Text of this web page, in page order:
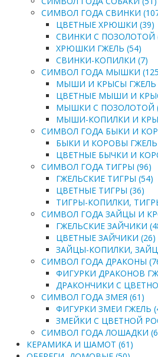
СИМВОЛ ГОДА СВИНКИ
ЦВЕТНЫЕ ХРЮШКИ (39)
СВИНКИ С ПОЗОЛОТОЙ
ХРЮШКИ ГЖЕЛЬ (54)
СВИНКИ-КОПИЛКИ (7)
СИМВОЛ ГОДА МЫШКИ
МЫШИ И КРЫСЫ ГЖЕЛЬ
ЦВЕТНЫЕ МЫШИ И
МЫШКИ С ПОЗОЛОТОЙ
МЫШИ-КОПИЛКИ И
СИМВОЛ ГОДА БЫКИ И
БЫКИ И КОРОВЫ ГЖЕЛЬ
ЦВЕТНЫЕ БЫЧКИ И
СИМВОЛ ГОДА ТИГРЫ (96)
ГЖЕЛЬСКИЕ ТИГРЫ (54)
ЦВЕТНЫЕ ТИГРЫ (36)
ТИГРЫ-КОПИЛКИ,
СИМВОЛ ГОДА ЗАЙЦЫ И
ГЖЕЛЬСКИЕ ЗАЙЧИКИ
ЦВЕТНЫЕ ЗАЙЧИКИ (26)
ЗАЙЦЫ-КОПИЛКИ,
СИМВОЛ ГОДА ДРАКОНЫ
ФИГУРКИ ДРАКОНОВ
ДРАКОНЧИКИ С
СИМВОЛ ГОДА ЗМЕЯ (61)
ФИГУРКИ ЗМЕИ ГЖЕЛЬ
ЗМЕЙКИ С ЦВЕТНОЙ
СИМВОЛ ГОДА ЛОШАДКИ
КЕРАМИКА И ШАМОТ (61)